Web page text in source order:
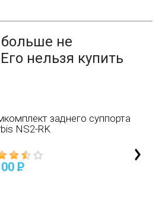
не
нельзя купить
заднего суппорта
NS2-RK
P